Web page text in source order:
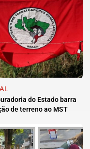
do Estado barra
de terreno ao MST